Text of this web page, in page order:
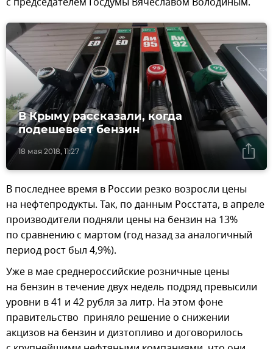
18 мая 2018, 11:27
В Крыму рассказали, когда
подешевеет бензин
В последнее время в России резко возросли цены
на нефтепродукты. Так, по данным Росстата, в апреле
производители подняли цены на бензин на 13%
по сравнению с мартом (год назад за аналогичный
период рост был 4,9%).
Уже в мае среднероссийские розничные цены
на бензин в течение двух недель подряд превысили
уровни в 41 и 42 рубля за литр. На этом фоне
правительство приняло решение о снижении
акцизов на бензин и дизтопливо и договорилось